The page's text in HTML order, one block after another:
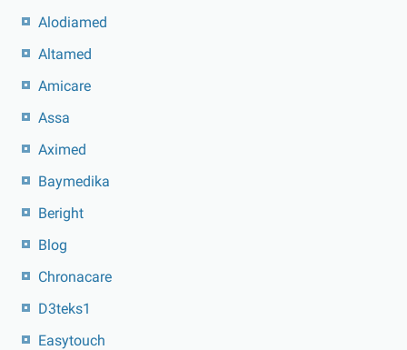
Alodiamed
Altamed
Amicare
Assa
Aximed
Baymedika
Beright
Blog
Chronacare
D3teks1
Easytouch